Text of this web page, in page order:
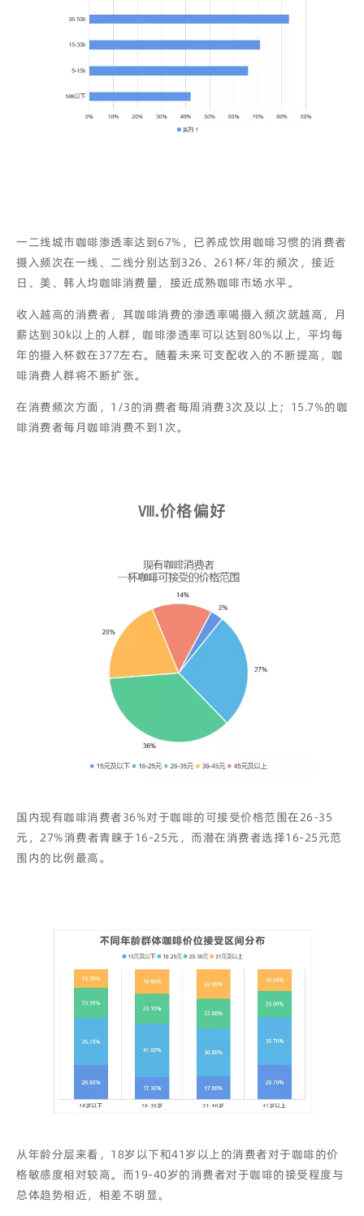
一二线城市咖啡渗透率达到67%，已养成饮用咖啡习惯的消费者
摄入频次在一线、二线分别达到326、261杯/年的频次，接近
日、美、韩人均咖啡消费量，接近成熟咖啡市场水平。
收入越高的消费者，其咖啡消费的渗透率喝摄入频次就越高，月
薪达到30k以上的人群，咖啡渗透率可以达到80%以上，平均每
年的摄入杯数在377左右。随着未来可支配收入的不断提高，咖
啡消费人群将不断扩张。
在消费频次方面，1/3的消费者每周消费3次及以上；15.7%的咖
啡消费者每月咖啡消费不到1次。
Ⅷ.价格偏好
国内现有咖啡消费者36%对于咖啡的可接受价格范围在26-35
元，27%消费者青睐于16-25元，而潜在消费者选择16-25元范
围内的比例最高。
从年龄分层来看，18岁以下和41岁以上的消费者对于咖啡的价
格敏感度相对较高。而19-40岁的消费者对于咖啡的接受程度与
总体趋势相近，相差不明显。